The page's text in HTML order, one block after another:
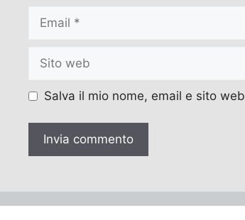
web
Salva il mio nome, email e sito